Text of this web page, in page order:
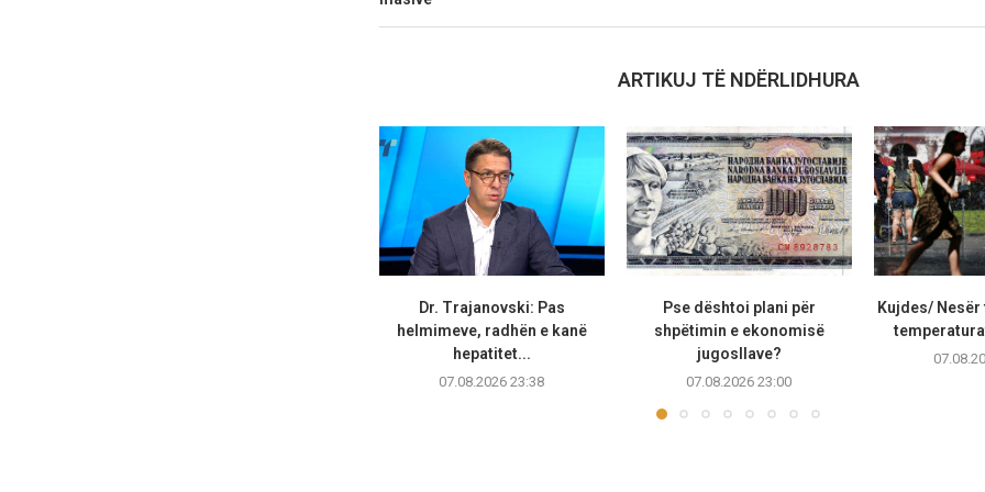
ARTIKUJ TË NDËRLIDHURA
Dr. Trajanovski: Pas
helmimeve, radhën e kanë
hepatitet...
07.08.2026 23:38
Pse dështoi plani për
shpëtimin e ekonomisë
jugosllave?
07.08.2026 23:00
Kujdes/